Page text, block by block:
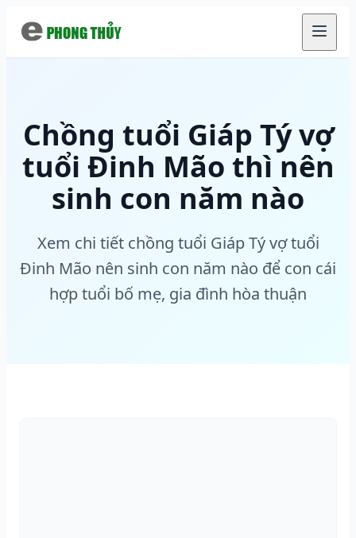
Chồng tuổi Giáp Tý vợ
tuổi Đinh Mão thì nên
sinh con năm nào
Xem chi tiết chồng tuổi Giáp Tý vợ tuổi
Đinh Mão nên sinh con năm nào để con cái
hợp tuổi bố mẹ, gia đình hòa thuận